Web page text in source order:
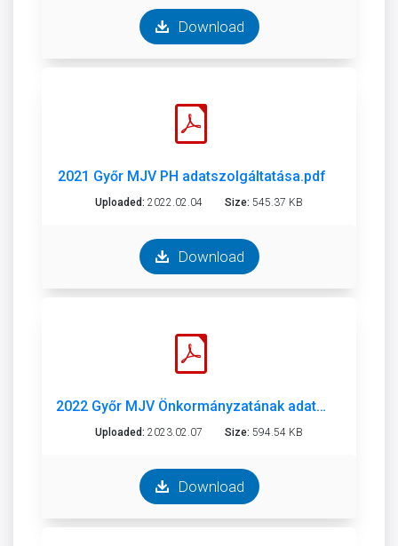
Download
2021 Győr MJV PH adatszolgáltatása.pdf
Uploaded: 2022.02.04 Size: 545.37 KB
Download
2022 Győr MJV Önkormányzatának adatszolgáltatása.pdf
Uploaded: 2023.02.07 Size: 594.54 KB
Download